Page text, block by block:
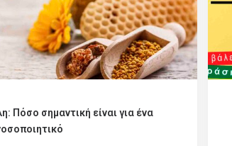
Πόσο σημαντική είναι για ένα